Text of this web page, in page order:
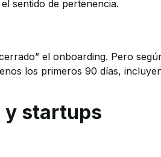
sentido de pertenencia.
el onboarding. Pero
los primeros 90 días,
y startups